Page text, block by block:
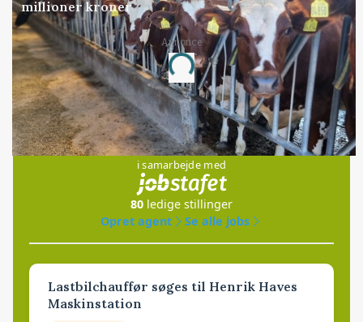
millioner kroner
Annonce
Loading...
Jobs
i samarbejde med
80 ledige stillinger
Opret agent
Se alle jobs
Lastbilchauffør søges til Henrik Haves
Maskinstation